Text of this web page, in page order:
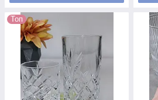
Топ